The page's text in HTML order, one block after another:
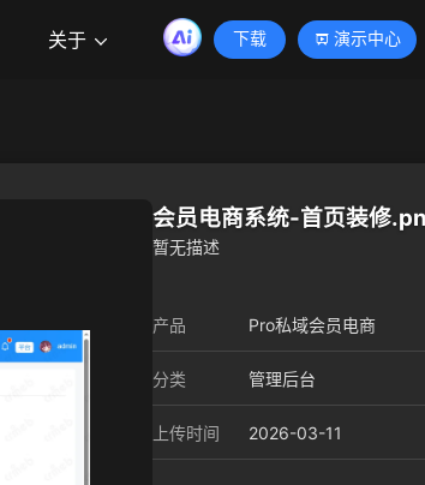
关于 下载 演示中心
会员电商系统-首页装修
暂无描述
产品 Pro私域会员电商
分类 管理后台
上传时间 2026-03-11